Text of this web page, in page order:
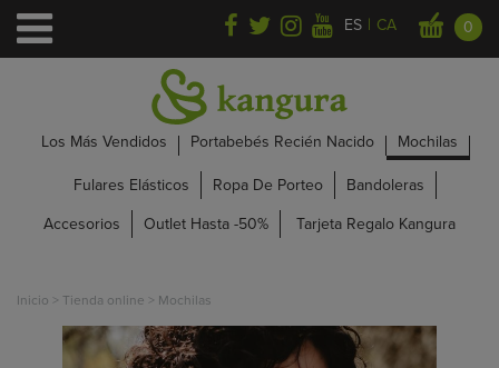
ES | CA 0
Los Más Vendidos Portabebés Recién Nacido
Mochilas
Fulares Elásticos
Ropa De Porteo
Bandoleras
Accesorios
Outlet Hasta -50% Tarjeta Regalo Kangura
Inicio > Tienda online > Mochilas